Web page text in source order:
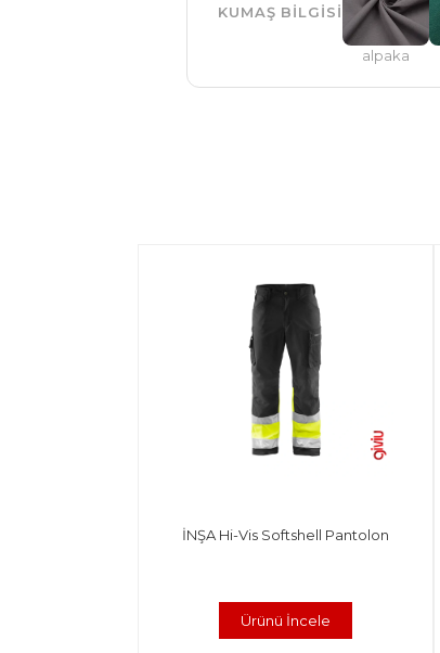
KUMAŞ BILGISI
alpaka
İNŞA Hi-Vis Softshell Pantolon
Ürünü İncele